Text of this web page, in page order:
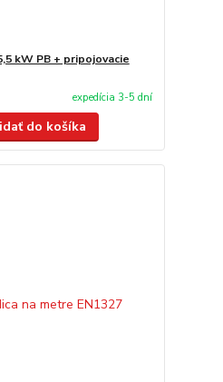
kW PB + pripojovacie
expedícia 3-5 dní
do košíka